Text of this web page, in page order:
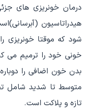
درمان خونریزی های
هیدراتاسیون
شود که موقتا خونریزی
خونی خود را ترمیم می
بدن خون اضافی را
تازه و پلاکت است.